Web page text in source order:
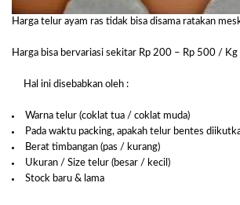
Harga telur ayam ras tidak bisa disama ratakan
Harga bisa bervariasi sekitar Rp 200 – Rp 500 / Kg
Hal ini disebabkan oleh :
Warna telur (coklat tua / coklat muda)
Pada waktu packing, apakah telur bentes
Berat timbangan (pas / kurang)
Ukuran / Size telur (besar / kecil)
Stock baru & lama